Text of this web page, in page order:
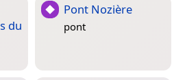
du
Pont Nozière
pont